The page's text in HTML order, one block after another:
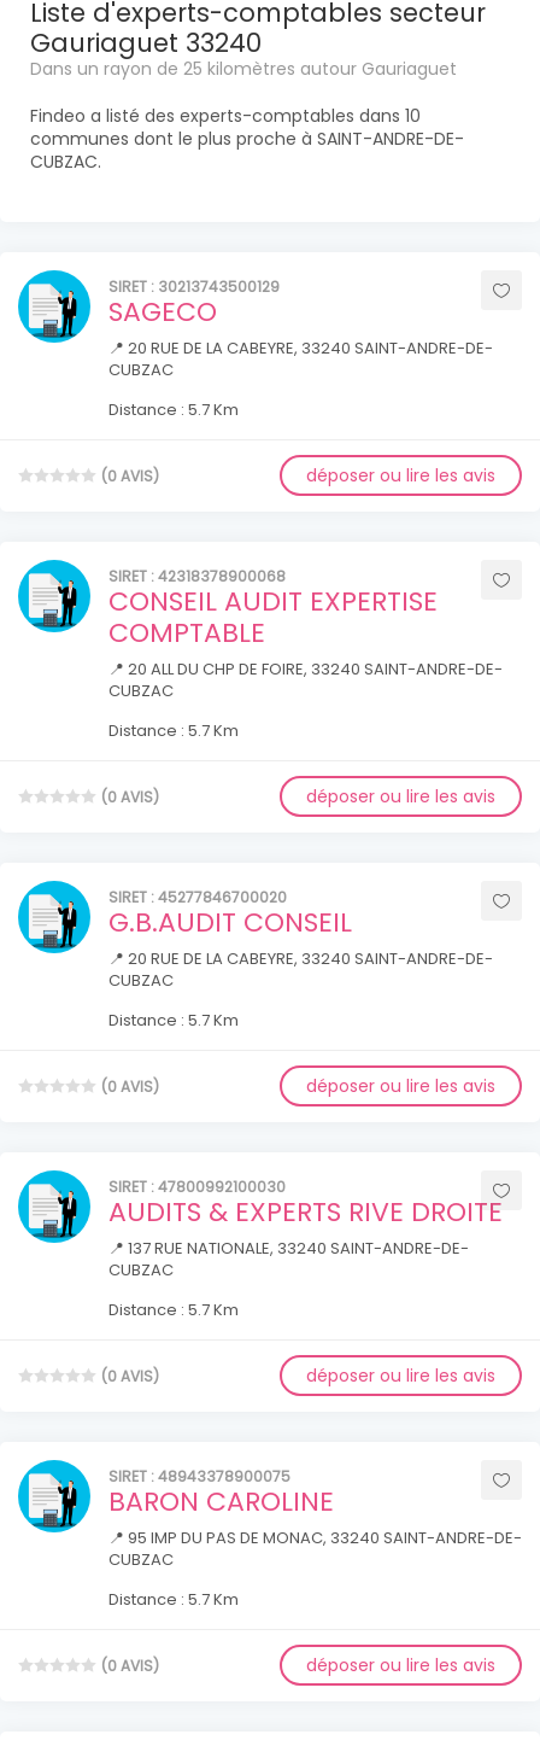
Liste d'experts-comptables secteur
Gauriaguet 33240
Dans un rayon de 25 kilomètres autour Gauriaguet
Findeo a listé des experts-comptables dans 10
communes dont le plus proche à SAINT-ANDRE-DE-
CUBZAC.
SIRET : 30213743500129
SAGECO
📍 20 RUE DE LA CABEYRE, 33240 SAINT-ANDRE-DE-
CUBZAC
Distance : 5.7 Km
(0 AVIS) déposer ou lire les avis
SIRET : 42318378900068
CONSEIL AUDIT EXPERTISE
COMPTABLE
📍 20 ALL DU CHP DE FOIRE, 33240 SAINT-ANDRE-DE-
CUBZAC
Distance : 5.7 Km
(0 AVIS) déposer ou lire les avis
SIRET : 45277846700020
G.B.AUDIT CONSEIL
📍 20 RUE DE LA CABEYRE, 33240 SAINT-ANDRE-DE-
CUBZAC
Distance : 5.7 Km
(0 AVIS) déposer ou lire les avis
SIRET : 47800992100030
AUDITS & EXPERTS RIVE DROITE
📍 137 RUE NATIONALE, 33240 SAINT-ANDRE-DE-
CUBZAC
Distance : 5.7 Km
(0 AVIS) déposer ou lire les avis
SIRET : 48943378900075
BARON CAROLINE
📍 95 IMP DU PAS DE MONAC, 33240 SAINT-ANDRE-DE-
CUBZAC
Distance : 5.7 Km
(0 AVIS) déposer ou lire les avis